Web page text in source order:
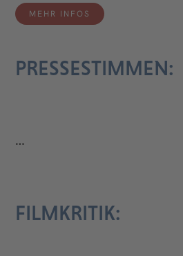
MEHR INFOS
PRESSESTIMMEN:
…
FILMKRITIK: